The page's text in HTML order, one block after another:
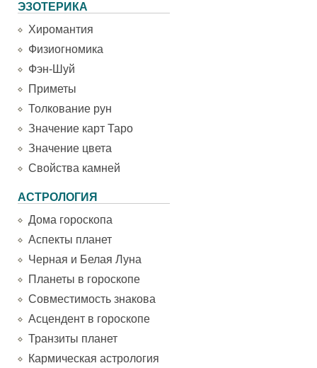
ЭЗОТЕРИКА
Хиромантия
Физиогномика
Фэн-Шуй
Приметы
Толкование рун
Значение карт Таро
Значение цвета
Свойства камней
АСТРОЛОГИЯ
Дома гороскопа
Аспекты планет
Черная и Белая Луна
Планеты в гороскопе
Совместимость знакова
Асцендент в гороскопе
Транзиты планет
Кармическая астрология